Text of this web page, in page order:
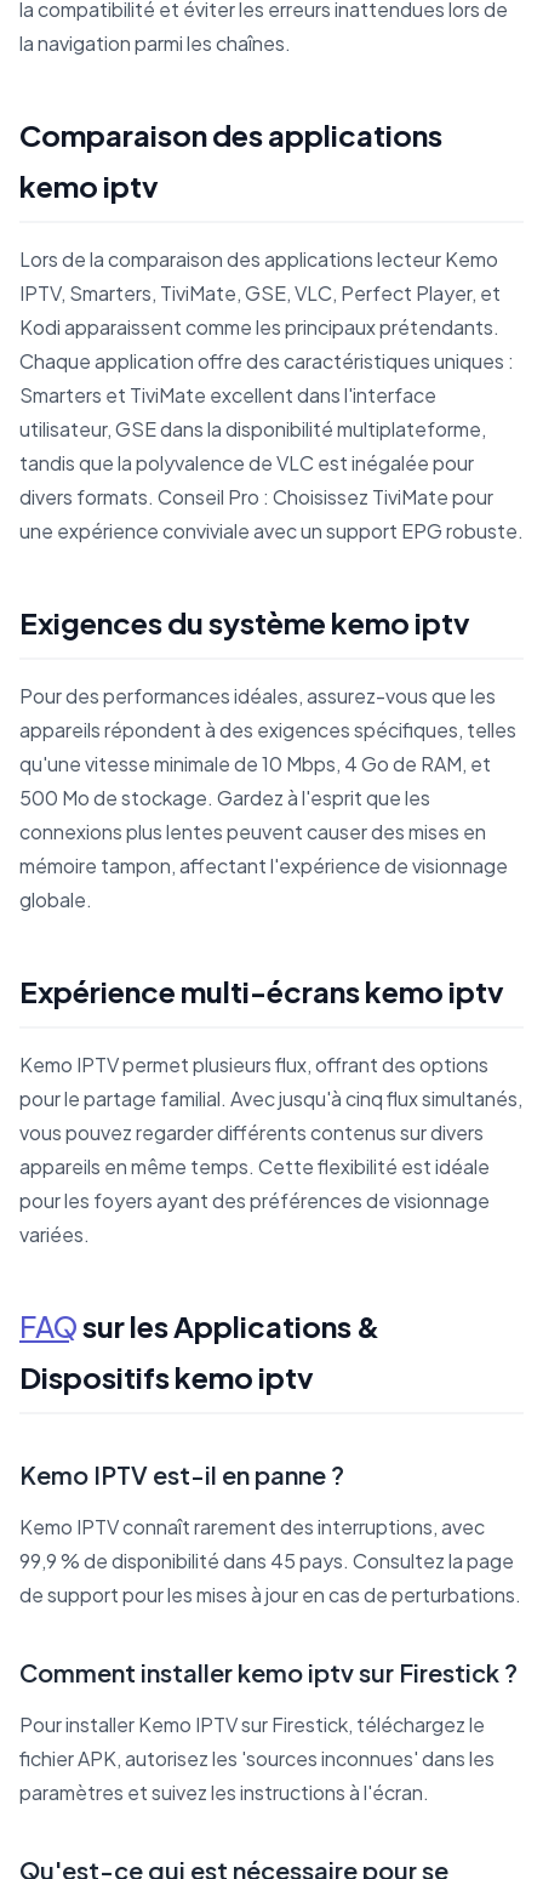
la compatibilité et éviter les erreurs inattendues lors de
la navigation parmi les chaînes.
Comparaison des applications
kemo iptv
Lors de la comparaison des applications lecteur Kemo
IPTV, Smarters, TiviMate, GSE, VLC, Perfect Player, et
Kodi apparaissent comme les principaux prétendants.
Chaque application offre des caractéristiques uniques :
Smarters et TiviMate excellent dans l'interface
utilisateur, GSE dans la disponibilité multiplateforme,
tandis que la polyvalence de VLC est inégalée pour
divers formats. Conseil Pro : Choisissez TiviMate pour
une expérience conviviale avec un support EPG robuste.
Exigences du système kemo iptv
Pour des performances idéales, assurez-vous que les
appareils répondent à des exigences spécifiques, telles
qu'une vitesse minimale de 10 Mbps, 4 Go de RAM, et
500 Mo de stockage. Gardez à l'esprit que les
connexions plus lentes peuvent causer des mises en
mémoire tampon, affectant l'expérience de visionnage
globale.
Expérience multi-écrans kemo iptv
Kemo IPTV permet plusieurs flux, offrant des options
pour le partage familial. Avec jusqu'à cinq flux simultanés,
vous pouvez regarder différents contenus sur divers
appareils en même temps. Cette flexibilité est idéale
pour les foyers ayant des préférences de visionnage
variées.
FAQsur les Applications &
Dispositifs kemo iptv
Kemo IPTV est-il en panne ?
Kemo IPTV connaît rarement des interruptions, avec
99,9 % de disponibilité dans 45 pays. Consultez la page
de support pour les mises à jour en cas de perturbations.
Comment installer kemo iptv sur Firestick ?
Pour installer Kemo IPTV sur Firestick, téléchargez le
fichier APK, autorisez les 'sources inconnues' dans les
paramètres et suivez les instructions à l'écran.
Qu'est-ce qui est nécessaire pour se